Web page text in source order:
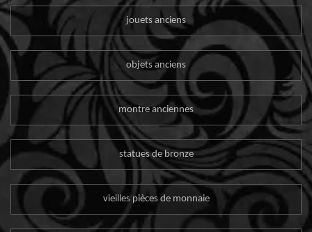
jouets anciens
objets anciens
montre anciennes
statues de bronze
vieilles pièces de monnaie